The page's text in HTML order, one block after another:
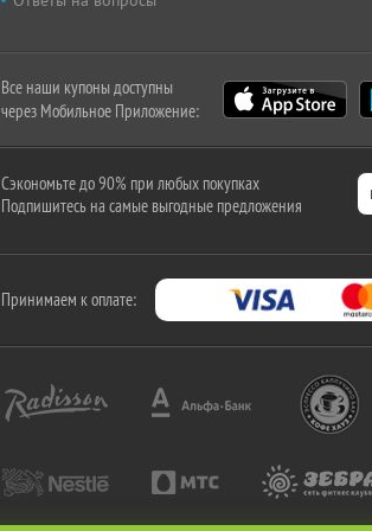
Все наши купоны доступны
через Мобильное Приложение:
Сэкономьте до 90% при любых покупках
Подпишитесь на самые выгодные предложения
Принимаем к оплате: